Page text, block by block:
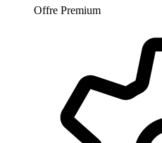
Offre Premium